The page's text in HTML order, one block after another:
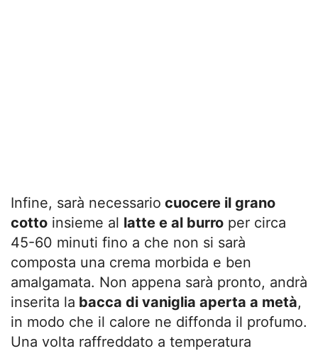
Infine, sarà necessario cuocere il grano
cotto insieme al latte e al burro per circa
45-60 minuti fino a che non si sarà
composta una crema morbida e ben
amalgamata. Non appena sarà pronto, andrà
inserita la bacca di vaniglia aperta a metà,
in modo che il calore ne diffonda il profumo.
Una volta raffreddato a temperatura